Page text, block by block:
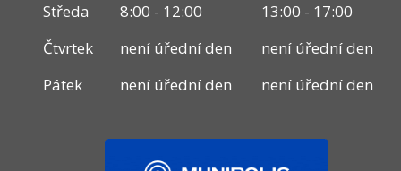
Středa
8:00 - 12:00
13:00 - 17:00
Čtvrtek
není úřední den
není úřední den
Pátek
není úřední den není úřední den